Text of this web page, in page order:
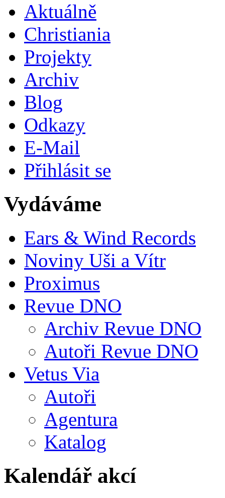
Aktuálně
Christiania
Projekty
Archiv
Blog
Odkazy
E-Mail
Přihlásit se
Vydáváme
Ears & Wind Records
Noviny Uši a Vítr
Proximus
Revue DNO
Archiv Revue DNO
Autoři Revue DNO
Vetus Via
Autoři
Agentura
Katalog
Kalendář akcí